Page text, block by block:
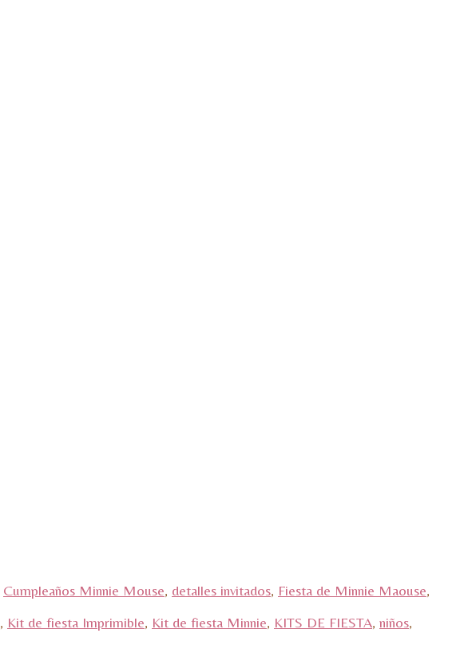
Cumpleaños Minnie Mouse, detalles invitados, Fiesta de Minnie Maouse,
, Kit de fiesta Imprimible, Kit de fiesta Minnie, KITS DE FIESTA, niños,